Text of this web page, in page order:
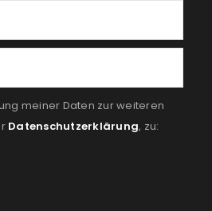
meiner Daten zur weiteren
Datenschutzerklärung, zu: